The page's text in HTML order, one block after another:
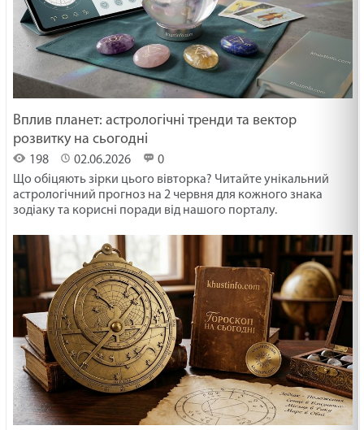
Вплив планет: астрологічні тренди та вектор
розвитку на сьогодні
198 02.06.2026
0
Що обіцяють зірки цього вівторка? Читайте унікальний
астрологічний прогноз на 2 червня для кожного знака
зодіаку та корисні поради від нашого порталу.